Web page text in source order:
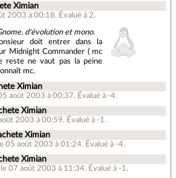
Ximian
2003 à 00:18. Évalué à 2.
d'évolution et mono.
doit entrer dans la
Midnight Commander ( mc
reste ne vaut pas la peine
mc.
Ximian
août 2003 à 00:37. Évalué à -4.
Ximian
2003 à 00:59. Évalué à -1 .
Ximian
le 05 août 2003 à 01:24. Évalué à -4.
Ximian
le 07 août 2003 à 11:34. Évalué à -1 .